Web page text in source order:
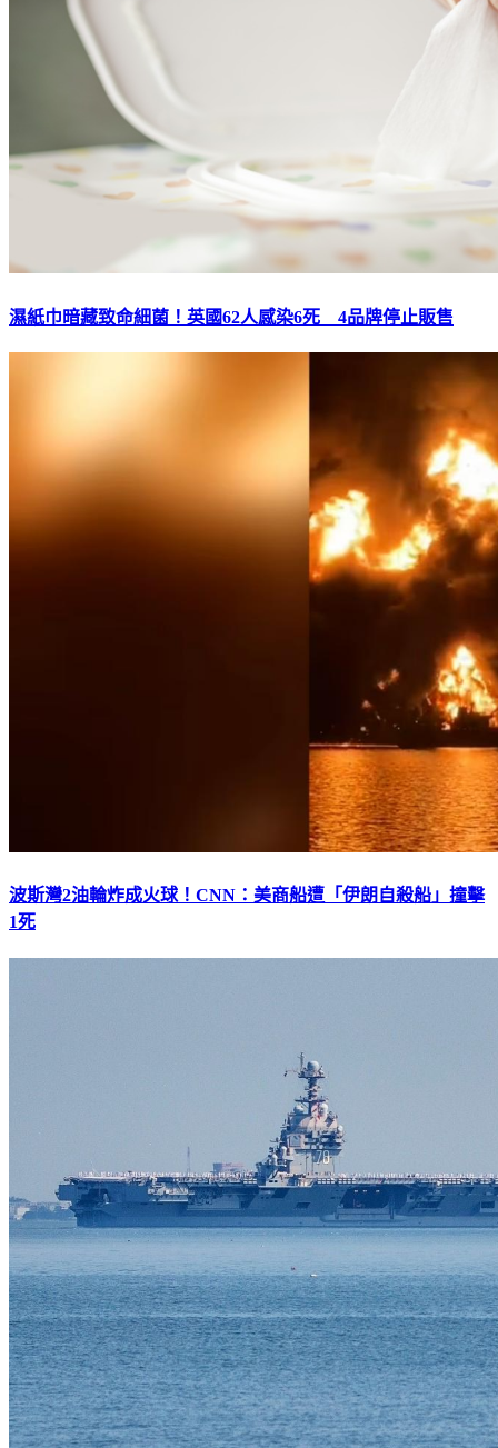
濕紙巾暗藏致命細菌！英國62人感染6死 4品牌停止販售
波斯灣2油輪炸成火球！CNN：美商船遭「伊朗自殺船」撞擊
1死